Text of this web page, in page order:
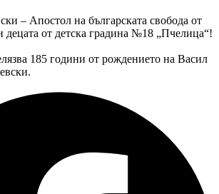
– Апостол на българската свобода от
от детска градина №18 „Пчелица“!
185 години от рождението на Васил